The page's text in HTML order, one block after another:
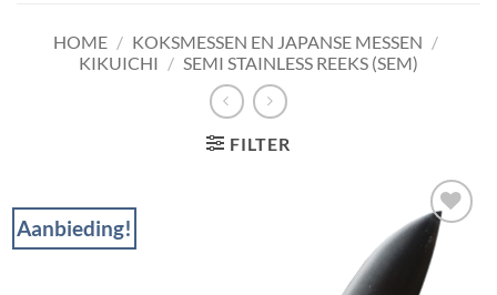
HOME / KOKSMESSEN EN JAPANSE MESSEN /
KIKUICHI / SEMI STAINLESS REEKS (SEM)
FILTER
Aanbieding!
Toevoegen
aan
verlanglijst